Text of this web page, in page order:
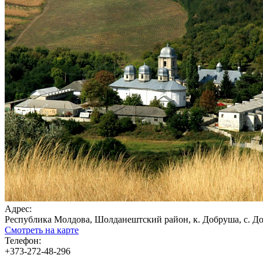
Адрес:
Республика Молдова, Шолданештский район, к. Добруша, с.
Смотреть на карте
Телефон:
+373-272-48-296